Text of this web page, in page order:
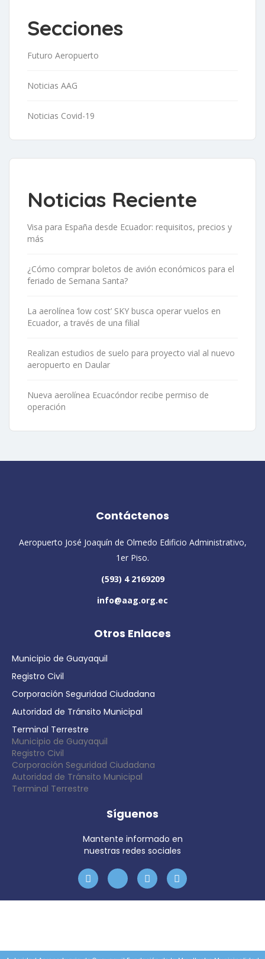
Secciones
Futuro Aeropuerto
Noticias AAG
Noticias Covid-19
Noticias Reciente
Visa para España desde Ecuador: requisitos, precios y
más
¿Cómo comprar boletos de avión económicos para el
feriado de Semana Santa?
La aerolínea ‘low cost’ SKY busca operar vuelos en
Ecuador, a través de una filial
Realizan estudios de suelo para proyecto vial al nuevo
aeropuerto en Daular
Nueva aerolínea Ecuacóndor recibe permiso de
operación
Contáctenos
Aeropuerto José Joaquín de Olmedo Edificio Administrativo,
1er Piso.
(593) 4 2169209
info@aag.org.ec
Otros Enlaces
Municipio de Guayaquil
Registro Civil
Corporación Seguridad Ciudadana
Autoridad de Tránsito Municipal
Terminal Terrestre
Municipio de Guayaquil
Registro Civil
Corporación Seguridad Ciudadana
Autoridad de Tránsito Municipal
Terminal Terrestre
Síguenos
Mantente informado en
nuestras redes sociales